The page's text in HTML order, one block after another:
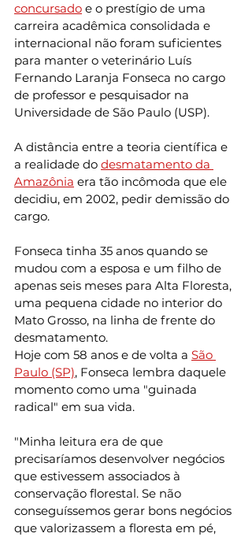
concursado e o prestígio de uma
carreira acadêmica consolidada e
internacional não foram suficientes
para manter o veterinário Luís
Fernando Laranja Fonseca no cargo
de professor e pesquisador na
Universidade de São Paulo (USP).
A distância entre a teoria científica e
a realidade do desmatamento da
Amazônia era tão incômoda que ele
decidiu, em 2002, pedir demissão do
cargo.
Fonseca tinha 35 anos quando se
mudou com a esposa e um filho de
apenas seis meses para Alta Floresta,
uma pequena cidade no interior do
Mato Grosso, na linha de frente do
desmatamento.
Hoje com 58 anos e de volta a São
Paulo (SP), Fonseca lembra daquele
momento como uma "guinada
radical" em sua vida.
"Minha leitura era de que
precisaríamos desenvolver negócios
que estivessem associados à
conservação florestal. Se não
conseguíssemos gerar bons negócios
que valorizassem a floresta em pé,